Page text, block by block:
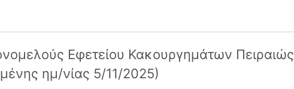
Εφετείου Κακουργημάτων Πειραιώς
ημ/νίας 5/11/2025)